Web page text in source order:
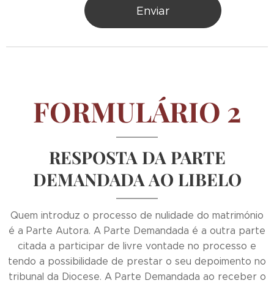
Enviar
FORMULÁRIO 2
RESPOSTA DA PARTE
DEMANDADA AO LIBELO
Quem introduz o processo de nulidade do matrimónio
é a Parte Autora. A Parte Demandada é a outra parte
citada a participar de livre vontade no processo e
tendo a possibilidade de prestar o seu depoimento no
tribunal da Diocese. A Parte Demandada ao receber o